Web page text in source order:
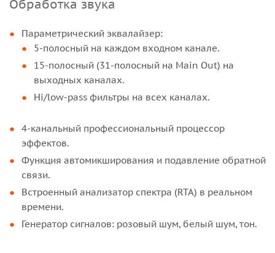
Обработка звука
Параметрический эквалайзер:
5-полосный на каждом входном канале.
15-полосный (31-полосный на Main Out) на
выходных каналах.
Hi/low-pass фильтры на всех каналах.
4-канальный профессиональный процессор
эффектов.
Функция автомикширования и подавление обратной
связи.
Встроенный анализатор спектра (RTA) в реальном
времени.
Генератор сигналов: розовый шум, белый шум, тон.